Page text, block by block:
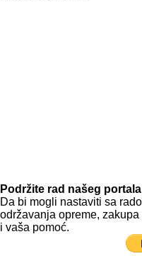
Podržite rad našeg
Da bi mogli nastaviti sa
održavanja opreme,
i vaša pomoć.